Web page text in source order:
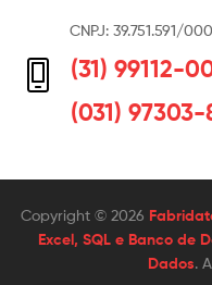
CNPJ: 39.751.591/
(31) 99112-
(031) 97303-
Copyright © 2026
Excel, SQL e Banco de
Dados.